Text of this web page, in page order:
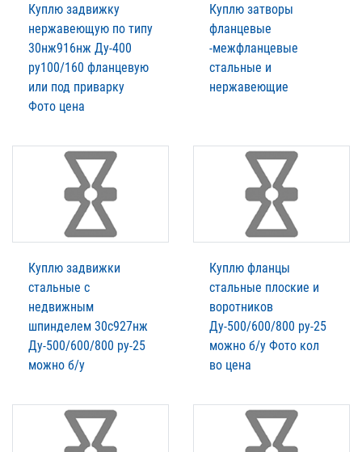
Куплю задвижку
нержавеющую по типу
30нж916нж Ду-400
ру100/160 фланцевую
или под приварку
Фото цена
Куплю затворы
фланцевые
-межфланцевые
стальные и
нержавеющие
Куплю задвижки
стальные с
недвижным
шпинделем 30с927нж
Ду-500/600/800 ру-25
можно б/у
Куплю фланцы
стальные плоские и
воротников
Ду-500/600/800 ру-25
можно б/у Фото кол
во цена